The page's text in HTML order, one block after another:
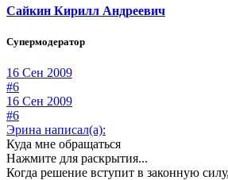
Сайкин Кирилл Андреевич
Супермодератор
16 Сен 2009
#6
16 Сен 2009
#6
Эрина написал(а):
Куда мне обращаться
Нажмите для раскрытия...
Когда решение вступит в законную